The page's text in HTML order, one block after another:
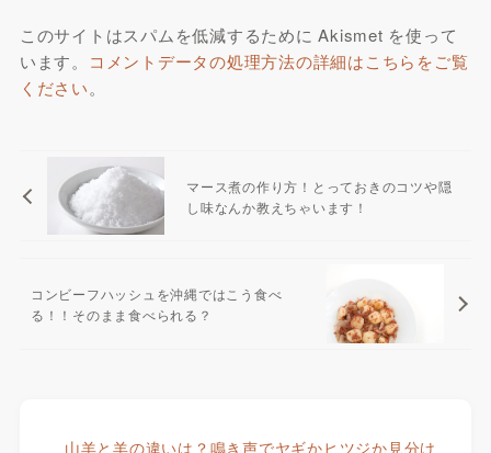
このサイトはスパムを低減するために Akismet を使って
います。 コメントデータの処理方法の詳細はこちらをご覧
ください。
マース煮の作り方！とっておきのコツや隠
し味なんか教えちゃいます！
コンビーフハッシュを沖縄ではこう食べ
る！！そのまま食べられる？
山羊と羊の違いは？鳴き声でヤギかヒツジか見分け